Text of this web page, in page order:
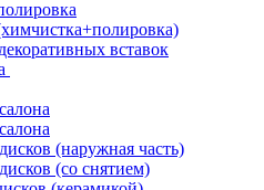
вставок
(наружная часть)
(со снятием)